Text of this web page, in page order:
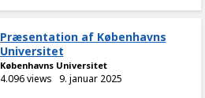
Præsentation af Københavns
Universitet
Københavns Universitet
4.096 views 9. januar 2025